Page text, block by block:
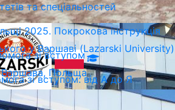
у Варшаві (Lazarski University)
Польща
та спеціальностей
2025. Покрокова інструкція
зі вступом
зі вступом: від А до Я